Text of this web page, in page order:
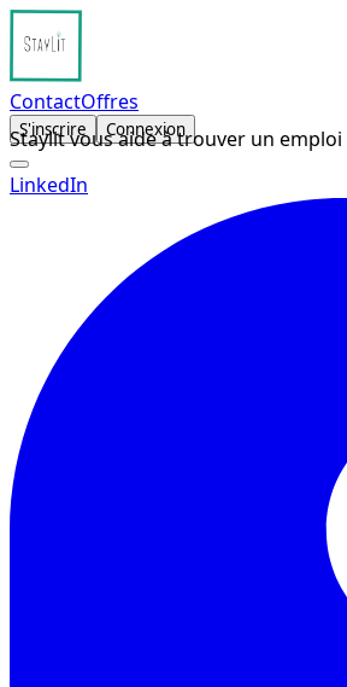
ContactOffres
S'inscrire Connexion
Staylit vous aide à trouver un
LinkedIn